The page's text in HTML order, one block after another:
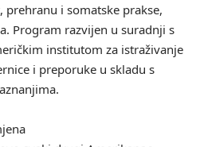
i somatske prakse,
Program razvijen u suradnji s
institutom za istraživanje
i preporuke u skladu s